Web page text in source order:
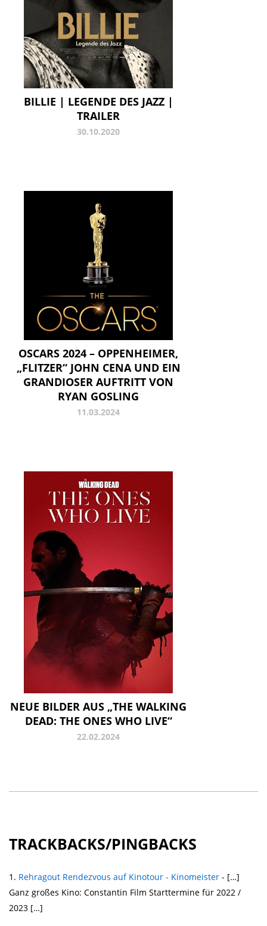
BILLIE | LEGENDE DES JAZZ |
TRAILER
30.10.2020
OSCARS 2024 – OPPENHEIMER,
„FLITZER“ JOHN CENA UND EIN
GRANDIOSER AUFTRITT VON
RYAN GOSLING
11.03.2024
NEUE BILDER AUS „THE WALKING
DEAD: THE ONES WHO LIVE“
22.02.2024
TRACKBACKS/PINGBACKS
Rehragout Rendezvous auf Kinotour - Kinomeister - […]
Ganz großes Kino: Constantin Film Starttermine für 2022 /
2023 […]